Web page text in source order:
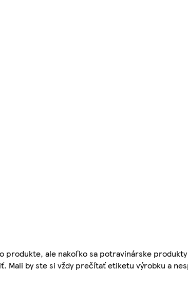
ale nakoľko sa potravinárske
Mali by ste si vždy prečítať etiketu výrobku a